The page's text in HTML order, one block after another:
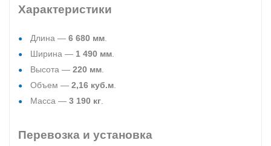
Характеристики
Длина — 6 680 мм
Ширина — 1 490 мм
Высота — 220 мм
Объем — 2,16 куб.м
Масса — 3 190 кг
Перевозка и установка